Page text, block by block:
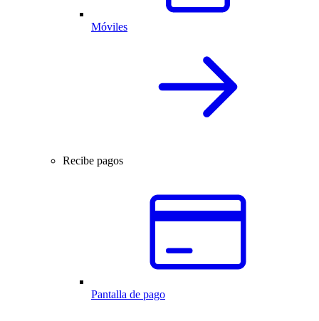
Móviles
Recibe pagos
Pantalla de pago